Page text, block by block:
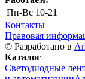
Пн-Вс 10-21
Контакты
Правовая
© Разработано в
Каталог
Светодиодные